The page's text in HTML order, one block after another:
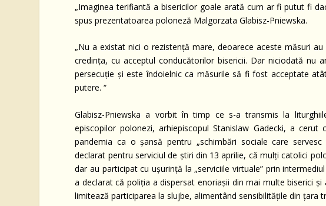
„Imaginea terifiantă a bisericilor goale arată cum ar fi putut fi
spus prezentatoarea poloneză Malgorzata Glabisz-Pniewska.
„Nu a existat nici o rezistență mare, deoarece aceste măsuri
credința, cu acceptul conducătorilor bisericii. Dar niciodată nu
persecuție și este îndoielnic ca măsurile să fi fost acceptate
putere. “
Glabisz-Pniewska a vorbit în timp ce s-a transmis la
episcopilor polonezi, arhiepiscopul Stanislaw Gadecki, a
pandemia ca o șansă pentru „schimbări sociale care servesc
declarat pentru serviciul de știri din 13 aprilie, că mulți catolici
dar au participat cu ușurință la „serviciile virtuale” prin
a declarat că poliția a dispersat enoriașii din mai multe biserici
limitează participarea la slujbe, alimentând sensibilitățile din țara